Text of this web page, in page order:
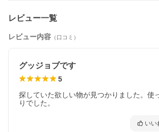
レビュー一覧
レビュー内容 （口コミ）
グッジョブです
5
探していた欲しい物が見つかりました。使
りでした。
いい